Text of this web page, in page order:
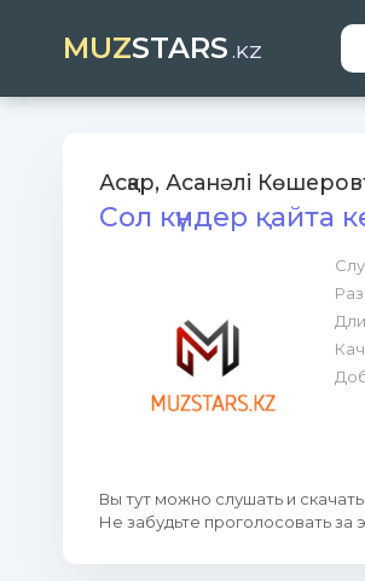
MUZSTARS .KZ
Асқар, Асанәлі
Сол күндер қайта
Вы тут можно слушать и
Не забудьте проголосовать за